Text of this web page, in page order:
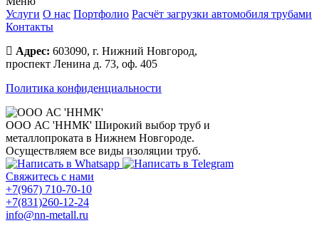
Услуги О нас Портфолио Расчёт загрузки автомобиля трубами
Контакты
Адрес: 603090, г. Нижний Новгород,
проспект Ленина д. 73, оф. 405
Политика конфиденциальности
ООО АС 'ННМК' Широкий выбор труб и
металлопроката в Нижнем Новгороде.
Осуществляем все виды изоляции труб.
Свяжитесь с нами
+7(967) 710-70-10
+7(831)260-12-24
info@nn-metall.ru